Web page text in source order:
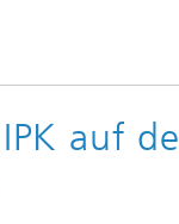
auf